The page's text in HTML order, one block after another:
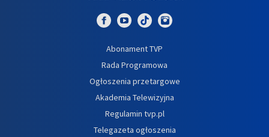
Abonament TVP
Rada Programowa
Ogłoszenia przetargowe
Akademia Telewizyjna
Regulamin tvp.pl
Telegazeta ogłoszenia